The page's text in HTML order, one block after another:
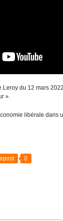
Leroy du 12 mars
».
libérale dans
0